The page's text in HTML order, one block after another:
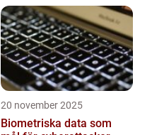
20 november 2025
Biometriska data som